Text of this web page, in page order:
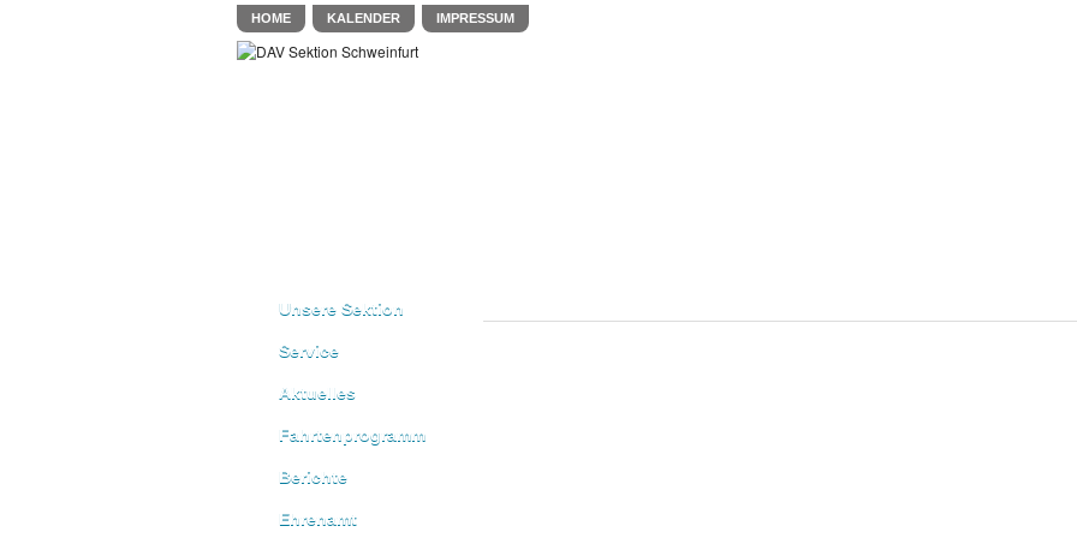
HOME KALENDER IMPRESSUM
Unsere Sektion
Service
Aktuelles
Fahrtenprogramm
Berichte
Ehrenamt